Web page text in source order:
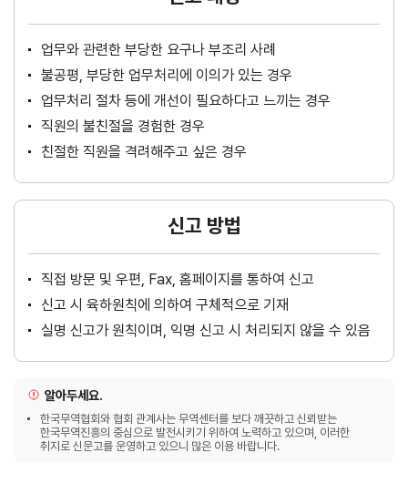
업무와 관련한 부당한 요구나 부조리 사례
불공평, 부당한 업무처리에 이의가 있는 경우
업무처리 절차 등에 개선이 필요하다고 느끼는 경우
직원의 불친절을 경험한 경우
친절한 직원을 격려해주고 싶은 경우
신고 방법
직접 방문 및 우편, Fax, 홈페이지를 통하여 신고
신고 시 육하원칙에 의하여 구체적으로 기재
실명 신고가 원칙이며, 익명 신고 시 처리되지 않을 수 있음
알아두세요.
한국무역협회와 협회 관계사는 무역센터를 보다 깨끗하고 신뢰받는
한국무역진흥의 중심으로 발전시키기 위하여 노력하고 있으며, 이러한
취지로 신문고를 운영하고 있으니 많은 이용 바랍니다.